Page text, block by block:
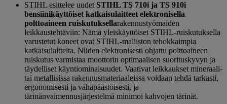
STIHL esittelee uudet STIHL TS 710i ja TS 910i
bensiinikäyttöiset katkaisulaitteet elektronisella
polttoaineen ruiskutuksellarakennustyömaiden
leikkaustehtäviin: Nämä yleiskäyttöiset STIHL-ruiskutuksella
varustetut koneet ovat STIHL-malliston tehokkaimpia
katkaisulaitteita. Niiden elektronisesti ohjattu polttoaineen
ruiskutus varmistaa moottorin optimaalisen suorituskyvyn ja
täydelliset käyntiominaisuudet. Vaativat leikkaukset mineraali-
tai metallisissa rakennusmateriaaleissa voidaan tehdä tarkasti,
ergonomisesti ja vähäpäästöisesti, ja
tärinänvaimennusjärjestelmä minimoi kahvojen tärinät.